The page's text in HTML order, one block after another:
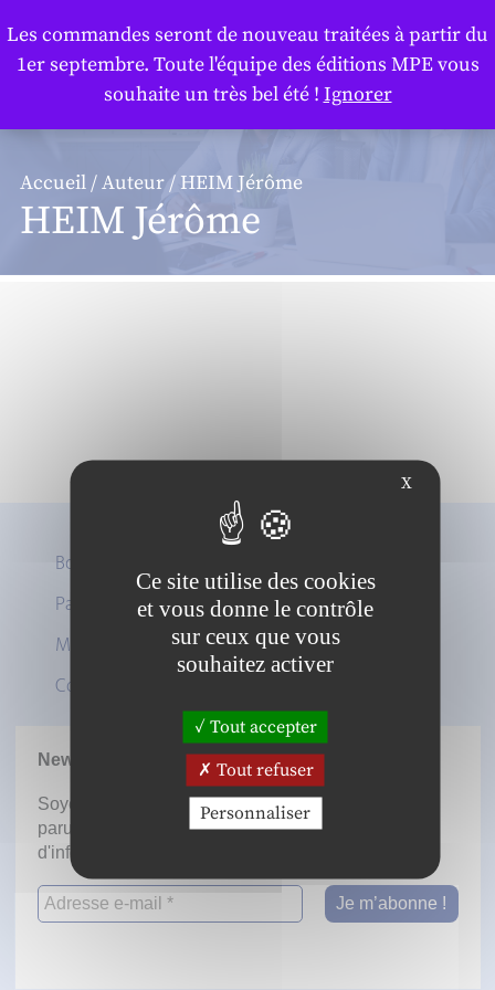
Accueil/Auteur/ HEIM Jérôme
HEIM Jérôme
Boutique
Panier
Mon compte
Contact
Twitter
LinkedIn
Newsletter
Soyez informé dès la mise en ligne des prochaines
parutions en vous inscrivant à notre lettre
d'information.
Les commandes seront de nouveau traitées à partir du
1er septembre. Toute l'équipe des éditions MPE vous
souhaite un très bel été ! Ignorer
X
Ce site utilise des cookies
et vous donne le contrôle
sur ceux que vous
souhaitez activer
Tout accepter
Tout refuser
Personnaliser